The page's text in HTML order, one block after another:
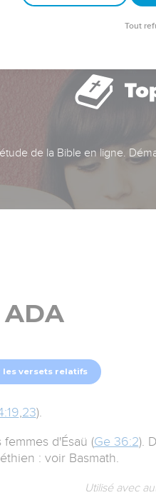
de la Bible en ligne.
ADA
les versets relatifs
23).
d'Ésaü (Ge 36:2).
: voir Basmath.
Utilisé avec
Tout